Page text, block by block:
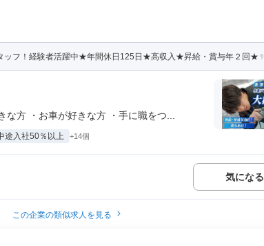
ッフ！経験者活躍中★年間休日125日★高収入★昇給・賞与年２回★
方 ・お車が好きな方 ・手に職をつ...
途入社50％以上 +14個
気になる
この企業の類似求人を見る